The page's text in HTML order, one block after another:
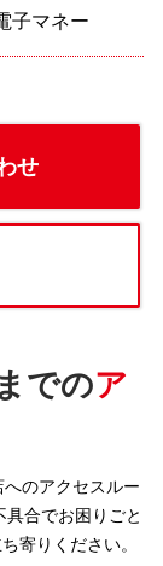
子マネー
せ
でのア
のアクセスルー
具合でお困りごと
寄りください。